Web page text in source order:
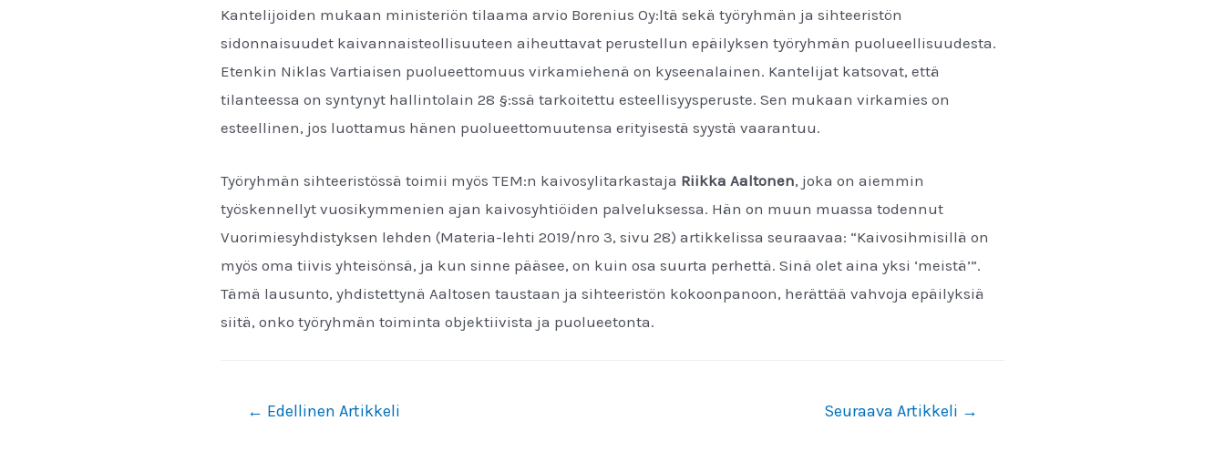
Kantelijoiden mukaan ministeriön tilaama arvio Borenius Oy:ltä sekä työryhmän ja sihteeristön
sidonnaisuudet kaivannaisteollisuuteen aiheuttavat perustellun epäilyksen työryhmän puolueellisuudesta.
Etenkin Niklas Vartiaisen puolueettomuus virkamiehenä on kyseenalainen. Kantelijat katsovat, että
tilanteessa on syntynyt hallintolain 28 §:ssä tarkoitettu esteellisyysperuste. Sen mukaan virkamies on
esteellinen, jos luottamus hänen puolueettomuutensa erityisestä syystä vaarantuu.
Työryhmän sihteeristössä toimii myös TEM:n kaivosylitarkastaja Riikka Aaltonen, joka on aiemmin
työskennellyt vuosikymmenien ajan kaivosyhtiöiden palveluksessa. Hän on muun muassa todennut
Vuorimiesyhdistyksen lehden (Materia-lehti 2019/nro 3, sivu 28) artikkelissa seuraavaa: “Kaivosihmisillä on
myös oma tiivis yhteisönsä, ja kun sinne pääsee, on kuin osa suurta perhettä. Sinä olet aina yksi ‘meistä’”.
Tämä lausunto, yhdistettynä Aaltosen taustaan ja sihteeristön kokoonpanoon, herättää vahvoja epäilyksiä
siitä, onko työryhmän toiminta objektiivista ja puolueetonta.
Artikkelien
← Edellinen Artikkeli Seuraava Artikkeli →